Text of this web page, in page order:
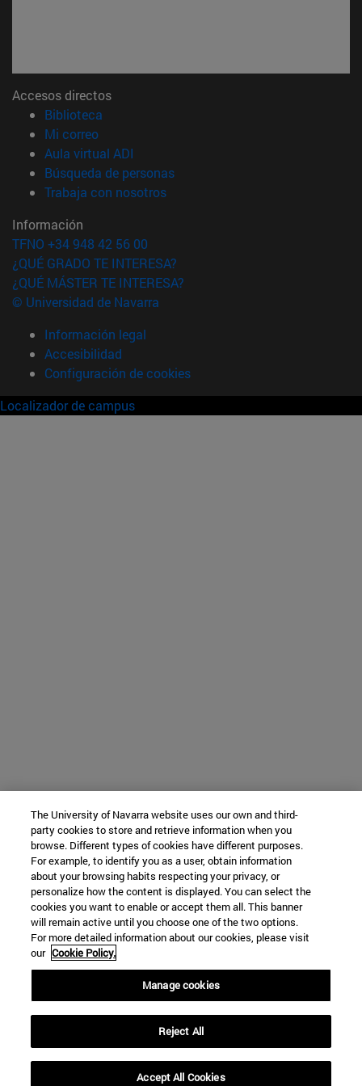
Accesos directos
Biblioteca
Mi correo(abre en nueva ventana)
Aula virtual ADI
Búsqueda de personas(abre en nueva ventana)
Trabaja con nosotros(abre en nueva ventana)
Información
TFNO +34 948 42 56 00
¿QUÉ GRADO TE INTERESA?
¿QUÉ MÁSTER TE INTERESA?
© Universidad de Navarra
Información legal
Accesibilidad
Configuración de cookies
Localizador de campus
The University of Navarra website uses our own and third-
party cookies to store and retrieve information when you
browse. Different types of cookies have different purposes.
For example, to identify you as a user, obtain information
about your browsing habits respecting your privacy, or
personalize how the content is displayed. You can select the
cookies you want to enable or accept them all. This banner
will remain active until you choose one of the two options.
For more detailed information about our cookies, please visit
our Cookie Policy.
Manage cookies
Reject All
Accept All Cookies